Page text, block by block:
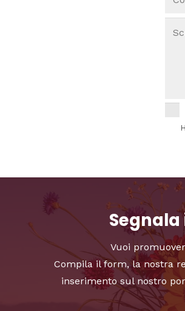
Vuoi
Compila il form, la nostra
inserimento sul nostro